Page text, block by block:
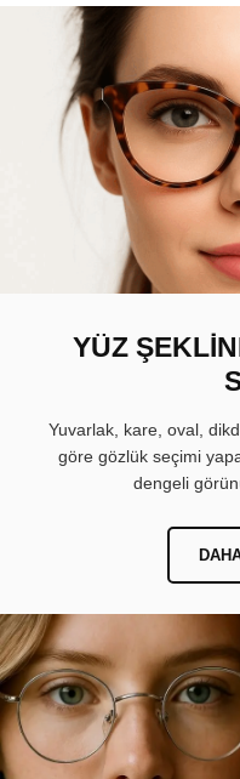
YÜZ
Yuvarlak, kare, oval,
göre gözlük seçimi
dengeli